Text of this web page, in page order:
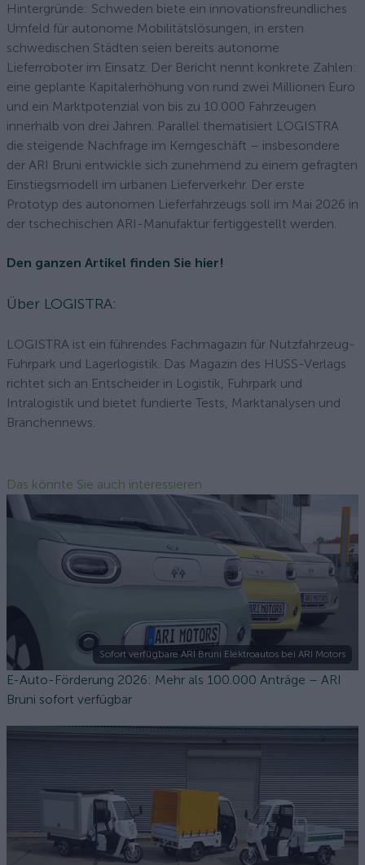
Hintergründe: Schweden biete ein innovationsfreundliches
Umfeld für autonome Mobilitätslösungen, in ersten
schwedischen Städten seien bereits autonome
Lieferroboter im Einsatz. Der Bericht nennt konkrete Zahlen:
eine geplante Kapitalerhöhung von rund zwei Millionen Euro
und ein Marktpotenzial von bis zu 10.000 Fahrzeugen
innerhalb von drei Jahren. Parallel thematisiert LOGISTRA
die steigende Nachfrage im Kerngeschäft – insbesondere
der ARI Bruni entwickle sich zunehmend zu einem gefragten
Einstiegsmodell im urbanen Lieferverkehr. Der erste
Prototyp des autonomen Lieferfahrzeugs soll im Mai 2026 in
der tschechischen ARI-Manufaktur fertiggestellt werden.
Den ganzen Artikel finden Sie hier!
Über LOGISTRA:
LOGISTRA ist ein führendes Fachmagazin für Nutzfahrzeug-
Fuhrpark und Lagerlogistik. Das Magazin des HUSS-Verlags
richtet sich an Entscheider in Logistik, Fuhrpark und
Intralogistik und bietet fundierte Tests, Marktanalysen und
Branchennews.
Das könnte Sie auch interessieren
Sofort verfügbare ARI Bruni Elektroautos bei ARI Motors
E-Auto-Förderung 2026: Mehr als 100.000 Anträge – ARI
Bruni sofort verfügbar